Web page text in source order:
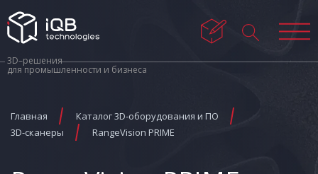
3D–решения
для промышленности и бизнеса
Главная
Каталог 3D-оборудования и ПО
3D-сканеры
RangeVision PRIME